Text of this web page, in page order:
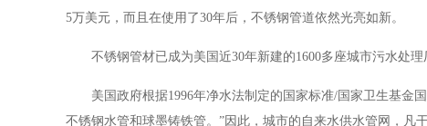
5万美元，而且在使用了30年后，不锈钢管道依然光亮如新。
不锈钢管材已成为美国近30年新建的1600多座城市污水处理
美国政府根据1996年净水法制定的国家标准/国家卫生基金
不锈钢水管和球墨铸铁管。”因此，城市的自来水供水管网，